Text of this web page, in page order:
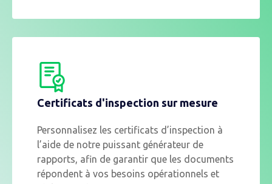
Certificats d'inspection sur mesure
Personnalisez les certificats d’inspection à
l’aide de notre puissant générateur de
rapports, afin de garantir que les documents
répondent à vos besoins opérationnels et